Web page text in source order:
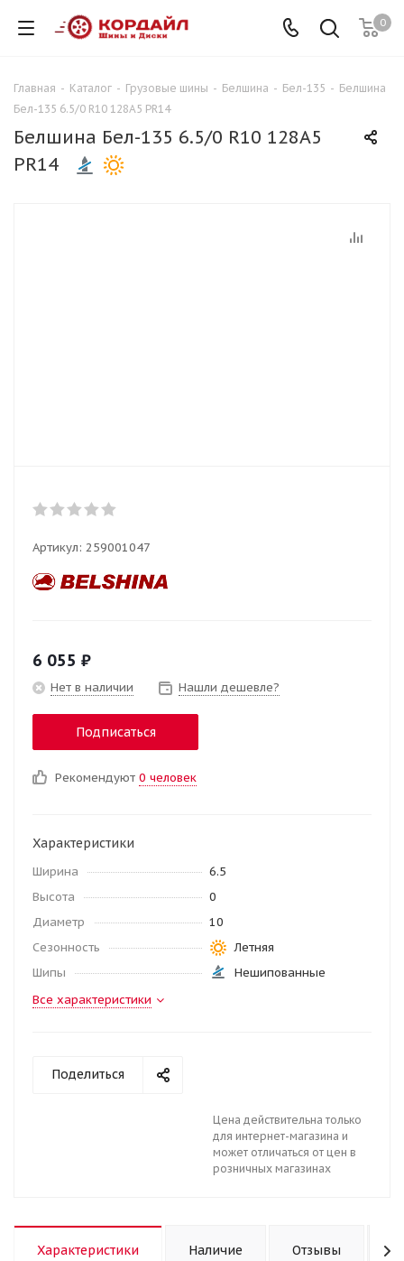
0
Главная - Каталог - Грузовые шины - Белшина - Бел-135 - Белшина
Бел-135 6.5/0 R10 128A5 PR14
Белшина Бел-135 6.5/0 R10 128A5
PR14
Артикул: 259001047
6 055 ₽
Нет в наличии Нашли дешевле?
Подписаться
Рекомендуют 0 человек
Характеристики
Ширина
6.5
Высота
0
Диаметр
10
Сезонность
Летняя
Шипы
Нешипованные
Все характеристики
Поделиться
Цена действительна только
для интернет-магазина и
может отличаться от цен в
розничных магазинах
Характеристики Наличие Отзывы